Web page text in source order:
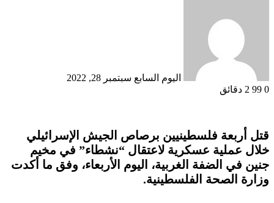
اليوم السابع سبتمبر 28, 2022
0
2 دقائق
قتل أربعة فلسطينيين برصاص الجيش الإسرائيلي
خلال عملية عسكرية لاعتقال “نشطاء” في مخيم
جنين في الضفة الغربية، اليوم الأربعاء، وفق ما أكدت
وزارة الصحة الفلسطينية.